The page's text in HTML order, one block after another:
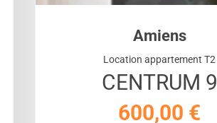
Amiens
Location appartement T2
CENTRUM 9
600,00 €